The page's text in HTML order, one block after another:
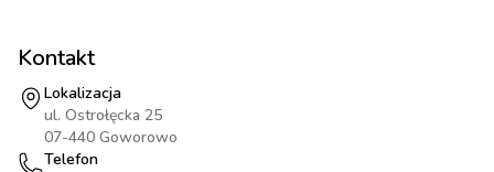
Kontakt
Lokalizacja
ul. Ostrołęcka 25
07-440 Goworowo
Telefon